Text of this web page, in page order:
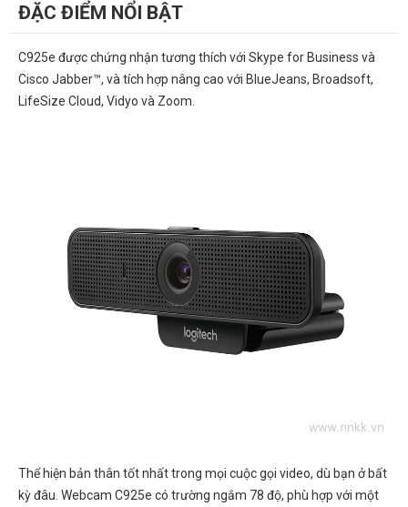
ĐẶC ĐIỂM NỔI BẬT
C925e được chứng nhận tương thích với Skype for Business và
Cisco Jabber™, và tích hợp nâng cao với BlueJeans, Broadsoft,
LifeSize Cloud, Vidyo và Zoom.
Thể hiện bản thân tốt nhất trong mọi cuộc gọi video, dù bạn ở bất
kỳ đâu. Webcam C925e có trường ngắm 78 độ, phù hợp với một